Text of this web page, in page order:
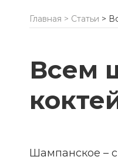
Главная > Статьи >
Всем
Шампанское –